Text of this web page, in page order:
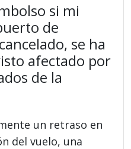
si mi
de
se ha
afectado por
de la
un retraso en
del vuelo, una